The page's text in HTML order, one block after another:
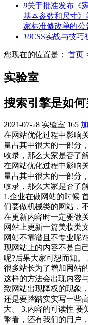
9关于批准发布《
基本参数和尺寸》
家标准修改单的公
10CSS实战与技巧
您现在的位置是： 首页
实验室
搜索引擎是如
2021-07-28 实验室 165
在网站优化过程中影响
量占其中很大的一部分
收录，那么大家是否了
在网站优化过程中影响
量占其中很大的一部分
收录，那么大家是否了
1.企业在做网站的时候
们要做机械类的网站，
在更新内容时一定要做
网站上更新一篇美妆类
网站不靠谱且不专业呢
现网站上的内容不是自
呢?后果大家可想而知
很多站长为了增加网站
这样的方法会出现内容
致网站出现降权的现象
还是要踏踏实实写一些
大。 3.内容的可读性 要
擎看，还有我们的用户